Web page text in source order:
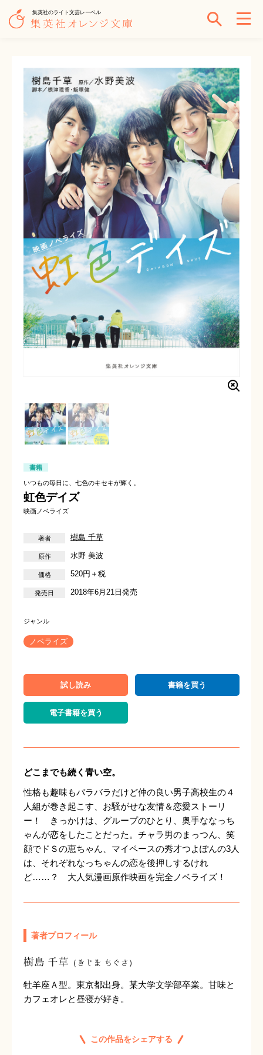
集英社のライト文芸レーベル
書籍
いつもの毎日に、七色のキセキが輝く。
虹色デイズ
映画ノベライズ
樹島 千草
水野 美波
520円＋税
2018年6月21日発売
ノベライズ
試し読み 書籍を買う
電子書籍を買う
どこまでも続く青い空。
性格も趣味もバラバラだけど仲の良い男子高校生の４
人組が巻き起こす、お騒がせな友情＆恋愛ストーリ
ー！ きっかけは、グループのひとり、奥手ななっち
ゃんが恋をしたことだった。チャラ男のまっつん、笑
顔でドＳの恵ちゃん、マイペースの秀才つよぽんの3人
は、それぞれなっちゃんの恋を後押しするけれ
ど……？ 大人気漫画原作映画を完全ノベライズ！
著者プロフィール
樹島 千草 （きじま ちぐさ）
牡羊座Ａ型。東京都出身。某大学文学部卒業。甘味と
カフェオレと昼寝が好き。
この作品をシェアする